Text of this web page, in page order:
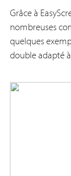
Grâce à
nombreuses
quelques
double adapté